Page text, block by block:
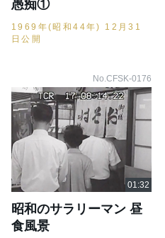
愚痴①
1969年(昭和44年) 12月31
日公開
No.CFSK-0176
昭和のサラリーマン 昼
食風景